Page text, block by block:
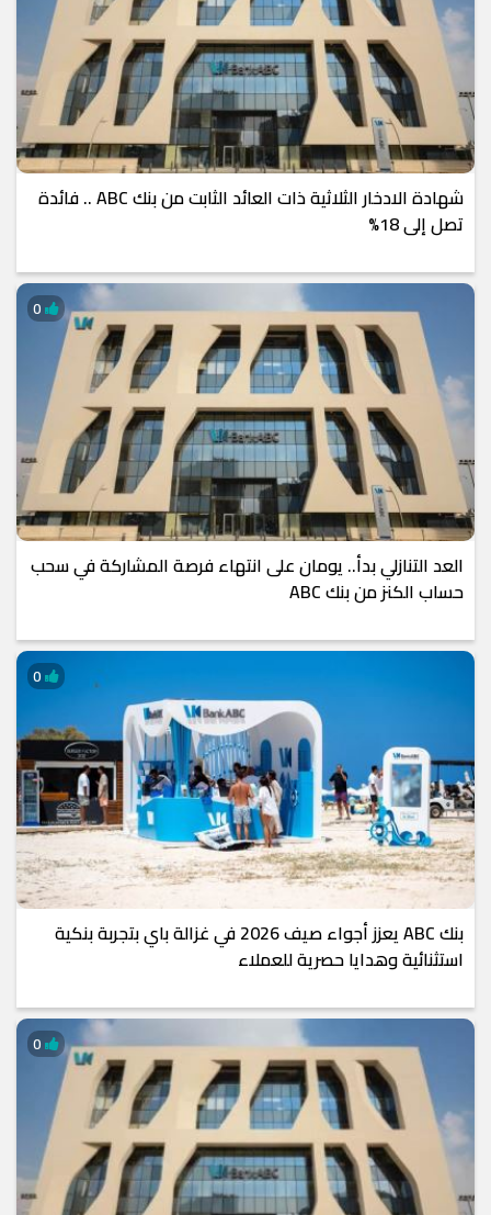
شهادة الادخار الثلاثية ذات العائد الثابت من بنك ABC .. فائدة
تصل إلى 18%
العد التنازلي بدأ.. يومان على انتهاء فرصة المشاركة في سحب
حساب الكنز من بنك ABC
بنك ABC يعزز أجواء صيف 2026 في غزالة باي بتجربة بنكية
استثنائية وهدايا حصرية للعملاء